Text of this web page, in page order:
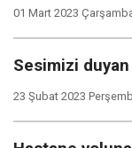
01 Mart 2023
Sesimizi duyan
23 Şubat 2023